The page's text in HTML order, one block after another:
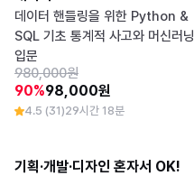
데이터 핸들링을 위한 Python &
SQL 기초 통계적 사고와 머신러닝
입문
980,000원
90%98,000원
4.5 (31)29시간 18분
기획·개발·디자인 혼자서 OK!